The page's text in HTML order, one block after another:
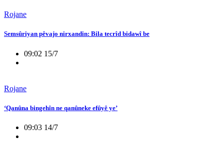
Rojane
Semsûriyan pêvajo nirxandin: Bila tecrîd bidawî be
09:02 15/7
Rojane
‘Qanûna bingehîn ne qanûneke efûyê ye’
09:03 14/7